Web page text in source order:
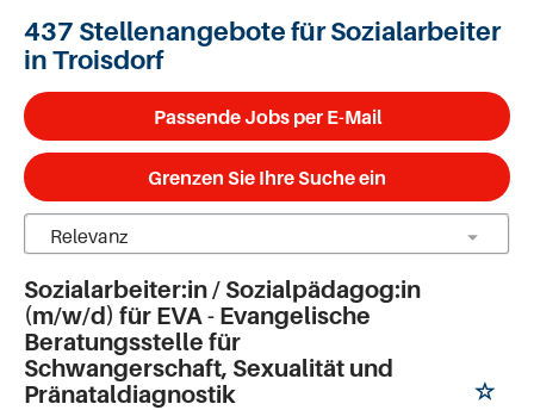
437 Stellenangebote für Sozialarbeiter
in Troisdorf
Passende Jobs per E-Mail
Grenzen Sie Ihre Suche ein
Sozialarbeiter:in / Sozialpädagog:in
(m/w/d) für EVA - Evangelische
Beratungsstelle für
Schwangerschaft, Sexualität und
Pränataldiagnostik